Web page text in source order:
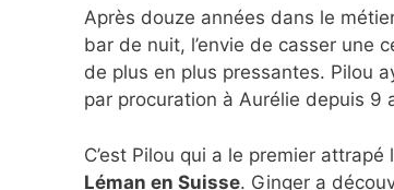
Après douze années dans le
bar de nuit, l’envie de casser une
de plus en plus pressantes. Pilou
par procuration à Aurélie depuis 9
C’est Pilou qui a le premier
Léman en Suisse. Ginger a